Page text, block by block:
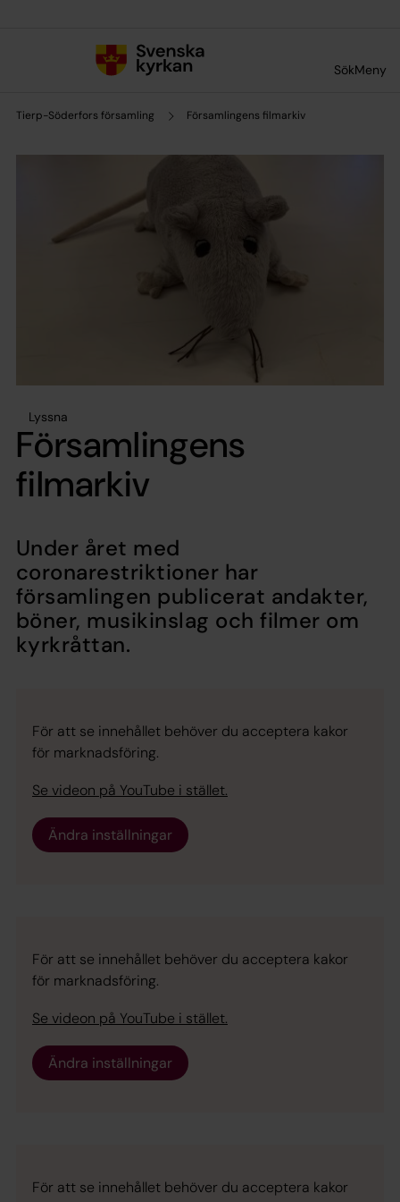
SökMeny
Tierp-Söderfors församling Församlingens filmarkiv
Lyssna
Församlingens
filmarkiv
Under året med
coronarestriktioner har
församlingen publicerat andakter,
böner, musikinslag och filmer om
kyrkråttan.
För att se innehållet behöver du acceptera kakor
för marknadsföring.
Se videon på YouTube i stället.
Ändra inställningar
För att se innehållet behöver du acceptera kakor
för marknadsföring.
Se videon på YouTube i stället.
Ändra inställningar
För att se innehållet behöver du acceptera kakor